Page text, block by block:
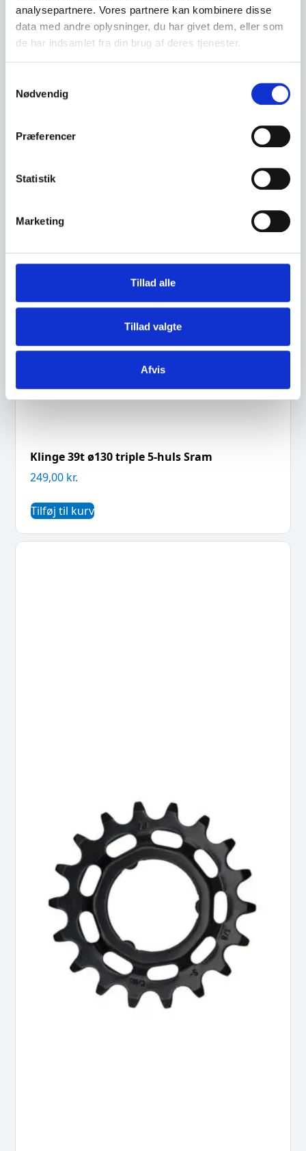
analysepartnere. Vores partnere kan kombinere disse
data med andre oplysninger, du har givet dem, eller som
de har indsamlet fra din brug af deres tjenester.
Nødvendig
Præferencer
Statistik
Marketing
Tillad alle
Tillad valgte
Afvis
Klinge 39t ø130 triple 5-huls Sram
249,00 kr.
Tilføj til kurv